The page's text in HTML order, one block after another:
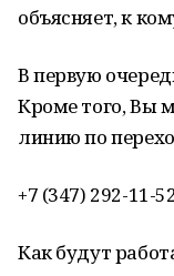
объясняет, к
В первую
Кроме того, Вы
линию по
+7 (347) 292-11-
Как будут